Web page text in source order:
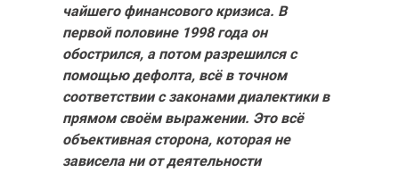
чайшего финансового кризиса. В
первой половине 1998 года он
обострил­ся, а потом разрешился с
помощью дефолта, всё в точном
соответствии с законами диалектики в
прямом своём выражении. Это всё
объективная сторона, которая не
зависела ни от деятельности